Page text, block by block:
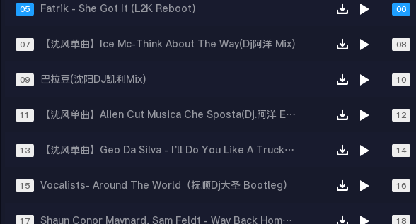
05 Fatrik - She Got It (L2K Reboot) 06
07 【沈风单曲】Ice Mc-Think About The Way(Dj阿洋 Mix) 08
09 巴拉豆(沈阳DJ凯利Mix) 10
11 【沈风单曲】Alien Cut Musica Che Sposta(Dj.阿洋 Extended Mix) 12
13 【沈风单曲】Geo Da Silva - I'll Do You Like A Truck (DjCupid Bootleg) 14
15 Vocalists- Around The World（抚顺Dj大圣 Bootleg） 16
17 Shaun Conor Maynard, Sam Feldt - Way Back Home (Ezra Hazard Remix夜未央小鱼儿开场) 18